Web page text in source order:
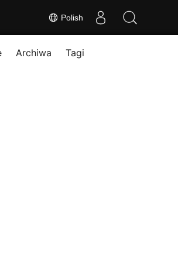
Polish
Archiwa Tagi